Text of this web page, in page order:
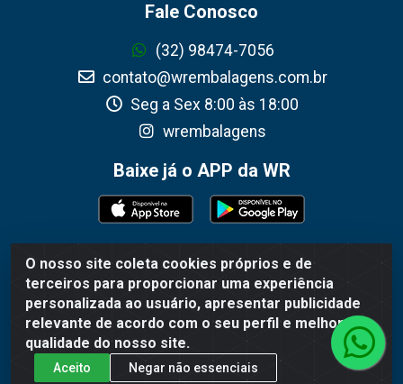
O nosso site coleta cookies próprios e de
terceiros para proporcionar uma experiência
personalizada ao usuário, apresentar publicidade
relevante de acordo com o seu perfil e melhorar a
qualidade do nosso site.
Aceito Negar não essenciais
Fale Conosco
(32) 98474-7056
contato@wrembalagens.com.br
Seg a Sex 8:00 às 18:00
wrembalagens
Baixe já o APP da WR
WR Embalagens - R. Cel. Teodoro Gomes de Araújo, 1360 -
Grogotó - Barbacena / MG - CEP 36202-628 - CNPJ
02.692.206/0001-55